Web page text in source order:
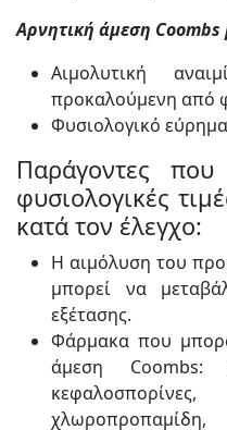
Αρνητική άμεση
Αιμολυτική
προκαλούμενη από
Φυσιολογικό
Παράγοντες
φυσιολογικές
κατά τον έλεγχο:
Η αιμόλυση του
μπορεί να
εξέτασης.
Φάρμακα που
άμεση Coombs:
χλωροπροπαμίδη,